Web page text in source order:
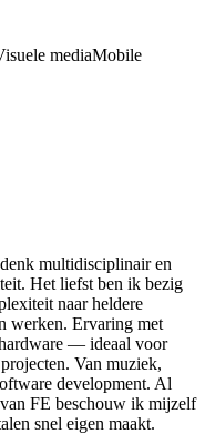
mediaMobile
multidisciplinair en
Het liefst ben ik bezig
naar heldere
werken. Ervaring met
— ideaal voor
Van muziek,
development. Al
FE beschouw ik mijzelf
snel eigen maakt.